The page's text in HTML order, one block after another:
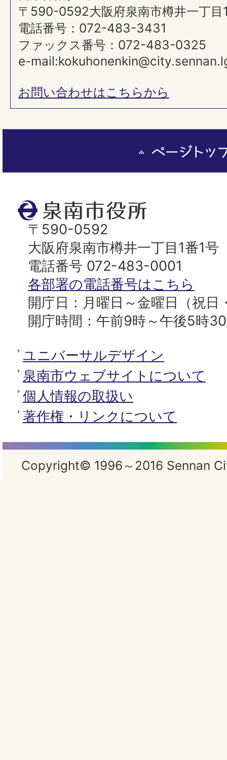
〒590-0592大阪府泉南市樽井一丁目
電話番号：072-483-3431
ファックス番号：072-483-0325
e-
お問い合わせはこちらから
泉
南
市
役
所
〒590-0592
大阪府泉南市樽井一丁目1番1号
電話番号 072-483-0001
各部署の電話番号はこちら
開庁日：月曜日～金曜日（祝日
開庁時間：午前9時～午後5時
ユニバーサルデザイン
泉南市ウェブサイトについて
個人情報の取扱い
著作権・リンクについて
Copyright© 1996～2016 Sennan